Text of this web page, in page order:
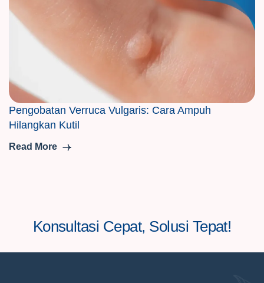
Pengobatan Verruca Vulgaris: Cara Ampuh
Hilangkan Kutil
Read More
Konsultasi Cepat, Solusi Tepat!